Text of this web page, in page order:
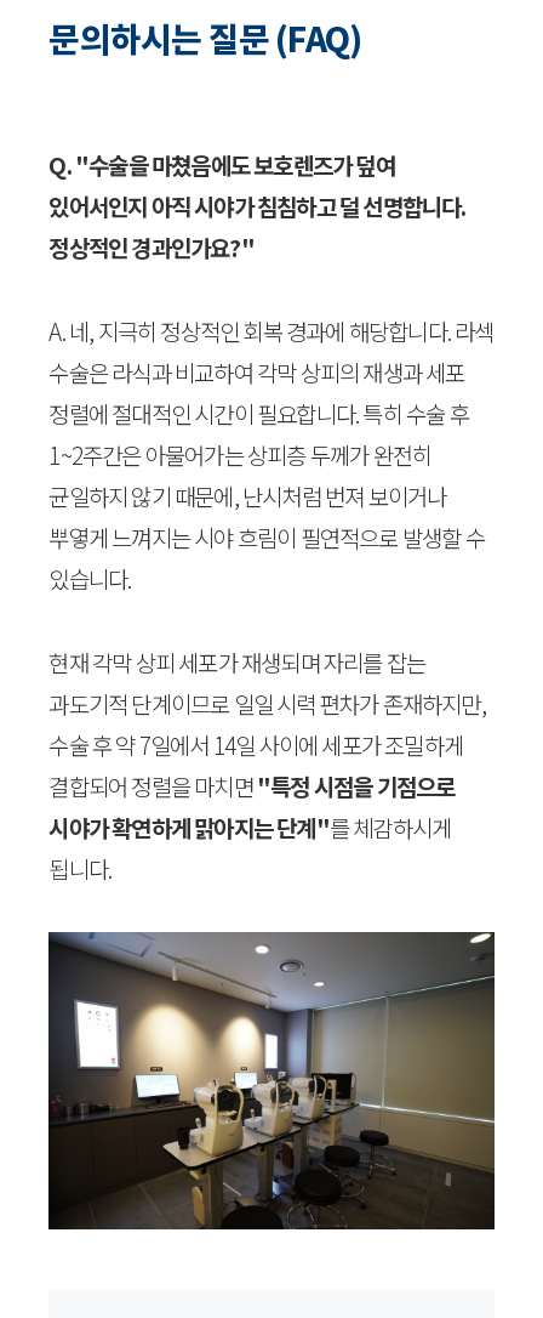
문의하시는 질문 (FAQ)
Q. "수술을 마쳤음에도 보호렌즈가 덮여
있어서인지 아직 시야가 침침하고 덜 선명합니다.
정상적인 경과인가요?"
A. 네, 지극히 정상적인 회복 경과에 해당합니다. 라섹
수술은 라식과 비교하여 각막 상피의 재생과 세포
정렬에 절대적인 시간이 필요합니다. 특히 수술 후
1~2주간은 아물어가는 상피층 두께가 완전히
균일하지 않기 때문에, 난시처럼 번져 보이거나
뿌옇게 느껴지는 시야 흐림이 필연적으로 발생할 수
있습니다.
현재 각막 상피 세포가 재생되며 자리를 잡는
과도기적 단계이므로 일일 시력 편차가 존재하지만,
수술 후 약 7일에서 14일 사이에 세포가 조밀하게
결합되어 정렬을 마치면"특정 시점을 기점으로
시야가 확연하게 맑아지는 단계"를 체감하시게
됩니다.